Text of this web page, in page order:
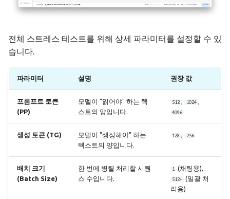
전체 스트레스 테스트를 위해 상세 파라미터를 설정할 수 있
습니다.
파라미터 설명 권장 값
프롬프트 토큰
(PP)
모델이 "읽어야" 하는 텍
스트의 양입니다.
512 , 1024 ,
4096
생성 토큰 (TG)
모델이 "생성해야" 하는
텍스트의 양입니다.
128 , 256
배치 크기
(Batch Size)
한 번에 병렬 처리할 시퀀
스 수입니다.
1 (채팅용),
512+ (일괄 처
리용)